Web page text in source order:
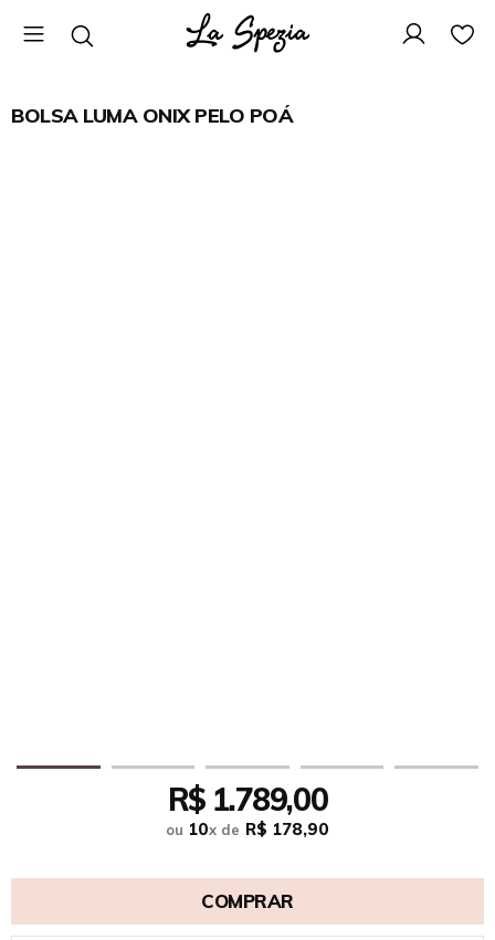
BOLSA LUMA ONIX PELO POÁ
R$ 1.789,00
ou 10x de R$ 178,90
COMPRAR